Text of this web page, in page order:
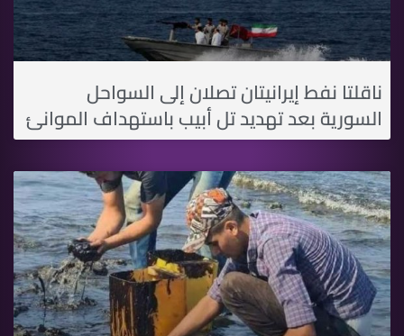
ناقلتا نفط إيرانيتان تصلان إلى السواحل
السورية بعد تهديد تل أبيب باستهداف الموانئ